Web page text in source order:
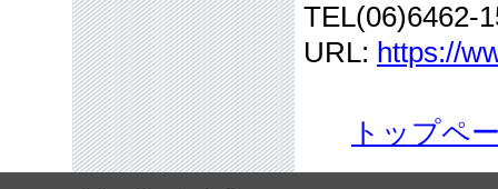
TEL(06)6462-
URL: https://
トップペ